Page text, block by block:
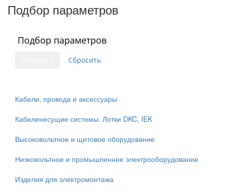
Подбор параметров
Подбор параметров
Кабели, провода и аксессуары
Кабеленесущие системы. Лотки DKC, IEK
Высоковольтное и щитовое оборудование
Низковольтное и промышленное электрооборудование
Изделия для электромонтажа